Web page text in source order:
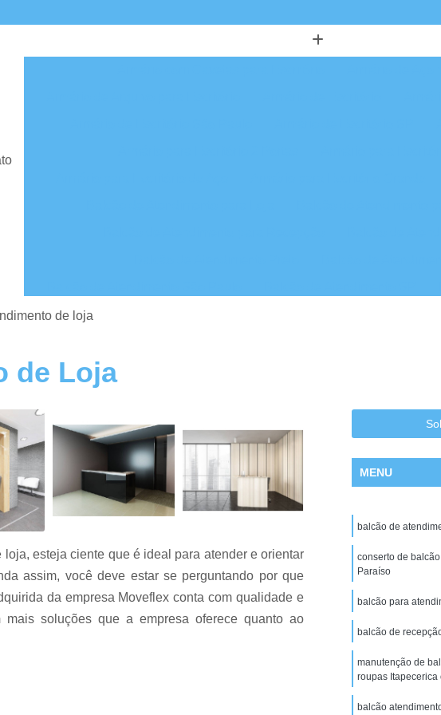
Balcão para Atendimento
Cadeira Escritório na Zona Sul
Cadeira Escritório no Centro de SP
Cadeiras de Escritório
Cadeiras de Escritório em Promoção
Cadeiras Escritório
Cadeiras para Escritório
Comprar
Conserto de Cadeira
Conserto de Cadeira Giratoria
Conserto de Cadeiras
Conserto de Cadeiras de Madeira
Conserto de Estofados de
Conserto de Poltrona Reclinável
Manutenção de
Reforma de Cadeira de Escritório
Reforma de Cadeira Giratoria
Estação de Escritório em São Paulo
Estação de
Estação de
de loja
de Loja
esteja ciente que é ideal para atender e orientar
assim, você deve estar se perguntando por que
da empresa Moveflex conta com qualidade e
soluções que a empresa oferece quanto ao
MENU
balcão de
conserto de
Paraíso
balcão para
balcão de
manutenção de
roupas Itapecerica
balcão